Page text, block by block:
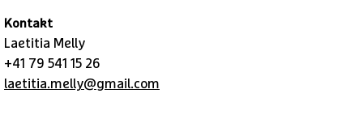
Kontakt
Laetitia Melly
+41 79 541 15 26
laetitia.melly@gmail.com